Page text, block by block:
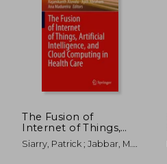
40%
dcto.
The Fusion of
Internet of Things,
Artificial Intelligence,
and Cloud
Siarry, Patrick ; Jabbar, M.